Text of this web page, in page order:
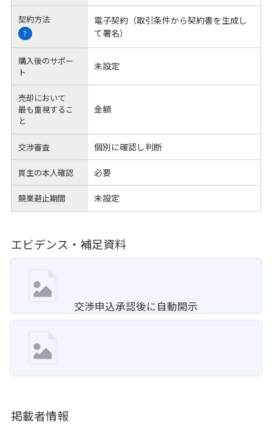
契約方法
?
電子契約（取引条件から契約書を生成し
て署名）
購入後のサポー
ト
未設定
売却において
最も重視するこ
と
金額
交渉審査 個別に確認し判断
買主の本人確認 必要
競業避止期間 未設定
エビデンス・補足資料
交渉申込承認後に自動開示
掲載者情報